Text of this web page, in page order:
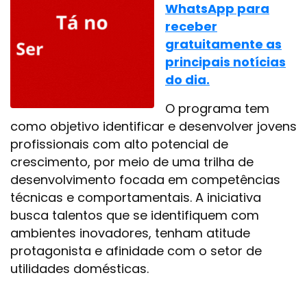
WhatsApp para
receber
gratuitamente as
principais notícias
do dia.
O programa tem
como objetivo identificar e desenvolver jovens
profissionais com alto potencial de
crescimento, por meio de uma trilha de
desenvolvimento focada em competências
técnicas e comportamentais. A iniciativa
busca talentos que se identifiquem com
ambientes inovadores, tenham atitude
protagonista e afinidade com o setor de
utilidades domésticas.